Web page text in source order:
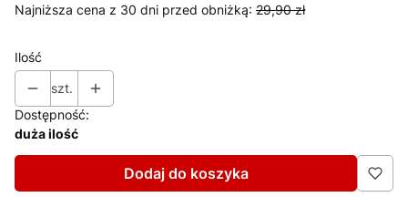
Najniższa cena z 30 dni przed obniżką: 29,90 zł
Ilość
szt.
Dostępność:
duża ilość
Dodaj do koszyka